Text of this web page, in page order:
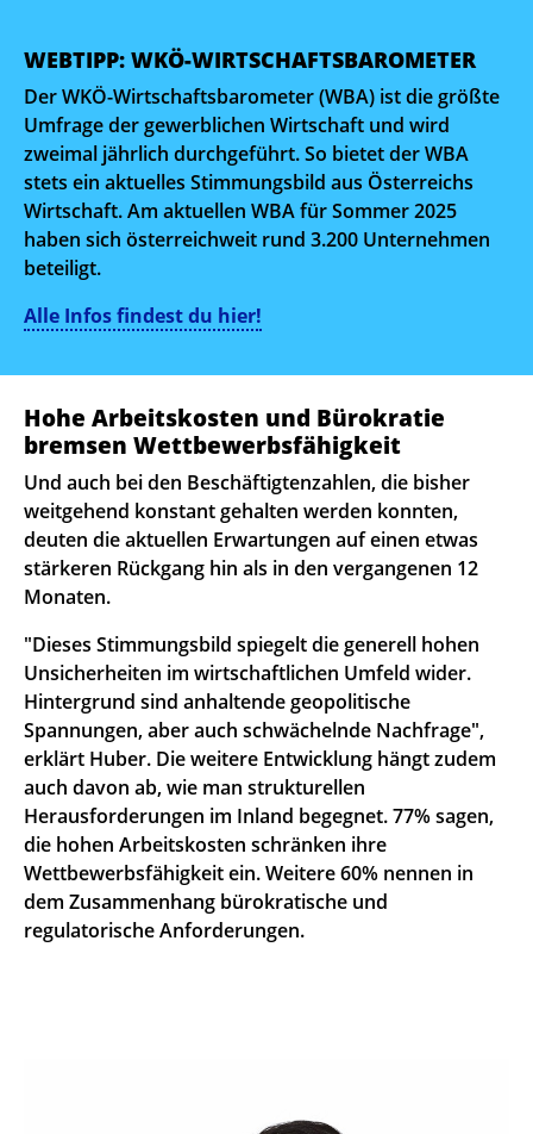
WEBTIPP: WKÖ-WIRTSCHAFTSBAROMETER
Der WKÖ-Wirtschaftsbarometer (WBA) ist die größte
Umfrage der gewerblichen Wirtschaft und wird
zweimal jährlich durchgeführt. So bietet der WBA
stets ein aktuelles Stimmungsbild aus Österreichs
Wirtschaft. Am aktuellen WBA für Sommer 2025
haben sich österreichweit rund 3.200 Unternehmen
beteiligt.
Alle Infos findest du hier!
Hohe Arbeitskosten und Bürokratie
bremsen Wettbewerbsfähigkeit
Und auch bei den Beschäftigtenzahlen, die bisher
weitgehend konstant gehalten werden konnten,
deuten die aktuellen Erwartungen auf einen etwas
stärkeren Rückgang hin als in den vergangenen 12
Monaten.
"Dieses Stimmungsbild spiegelt die generell hohen
Unsicherheiten im wirtschaftlichen Umfeld wider.
Hintergrund sind anhaltende geopolitische
Spannungen, aber auch schwächelnde Nachfrage",
erklärt Huber. Die weitere Entwicklung hängt zudem
auch davon ab, wie man strukturellen
Herausforderungen im Inland begegnet. 77% sagen,
die hohen Arbeitskosten schränken ihre
Wettbewerbsfähigkeit ein. Weitere 60% nennen in
dem Zusammenhang bürokratische und
regulatorische Anforderungen.